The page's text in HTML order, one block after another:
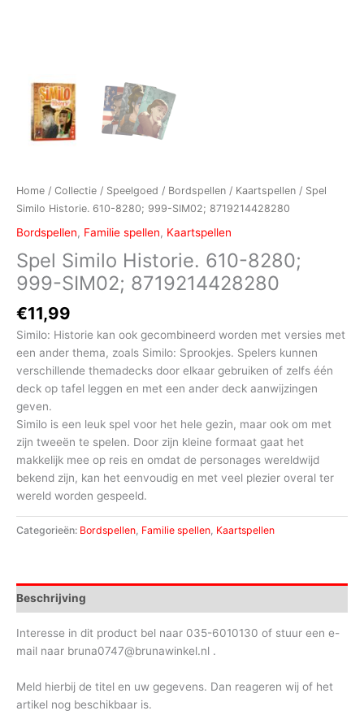
Home / Collectie / Speelgoed / Bordspellen / Kaartspellen / Spel
Similo Historie. 610-8280; 999-SIM02; 8719214428280
Bordspellen, Familie spellen, Kaartspellen
Spel Similo Historie. 610-8280;
999-SIM02; 8719214428280
€11,99
Similo: Historie kan ook gecombineerd worden met versies met
een ander thema, zoals Similo: Sprookjes. Spelers kunnen
verschillende themadecks door elkaar gebruiken of zelfs één
deck op tafel leggen en met een ander deck aanwijzingen
geven.
Similo is een leuk spel voor het hele gezin, maar ook om met
zijn tweeën te spelen. Door zijn kleine formaat gaat het
makkelijk mee op reis en omdat de personages wereldwijd
bekend zijn, kan het eenvoudig en met veel plezier overal ter
wereld worden gespeeld.
Categorieën: Bordspellen Familie spellen Kaartspellen
Beschrijving
Interesse in dit product bel naar 035-6010130 of stuur een e-
mail naar bruna0747@brunawinkel.nl .
Meld hierbij de titel en uw gegevens. Dan reageren wij of het
artikel nog beschikbaar is.